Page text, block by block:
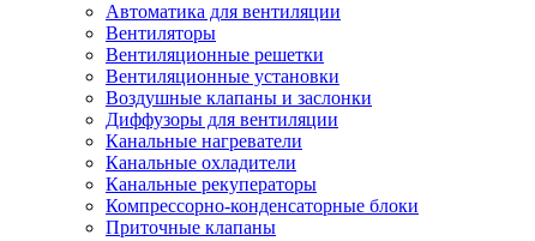
Автоматика для вентиляции
Вентиляторы
Вентиляционные решетки
Вентиляционные установки
Воздушные клапаны и заслонки
Диффузоры для вентиляции
Канальные нагреватели
Канальные охладители
Канальные рекуператоры
Компрессорно-конденсаторные блоки
Приточные клапаны